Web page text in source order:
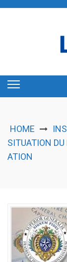
HOME
SITUATION DU
ATION